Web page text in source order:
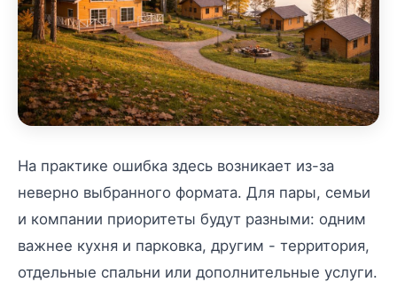
На практике ошибка здесь возникает из-за
неверно выбранного формата. Для пары, семьи
и компании приоритеты будут разными: одним
важнее кухня и парковка, другим - территория,
отдельные спальни или дополнительные услуги.